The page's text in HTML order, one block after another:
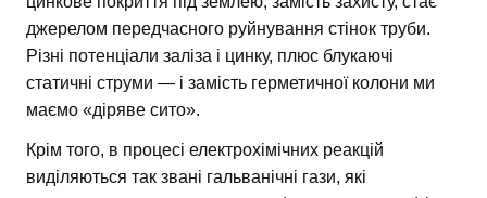
джерелом передчасного руйнування стінок труби.
Різні потенціали заліза і цинку, плюс блукаючі
статичні струми — і замість герметичної колони ми
маємо «діряве сито».
Крім того, в процесі електрохімічних реакцій
виділяються так звані гальванічні гази, які